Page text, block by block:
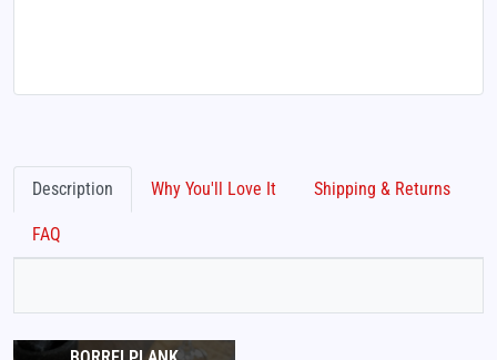
Description Why You'll Love It Shipping & Returns
FAQ